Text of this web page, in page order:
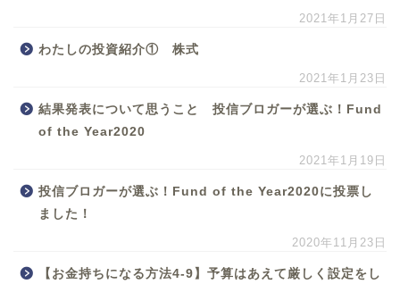
2021年1月27日
わたしの投資紹介① 株式
2021年1月23日
結果発表について思うこと 投信ブロガーが選ぶ！Fund
of the Year2020
2021年1月19日
投信ブロガーが選ぶ！Fund of the Year2020に投票し
ました！
2020年11月23日
【お金持ちになる方法4-9】予算はあえて厳しく設定をし